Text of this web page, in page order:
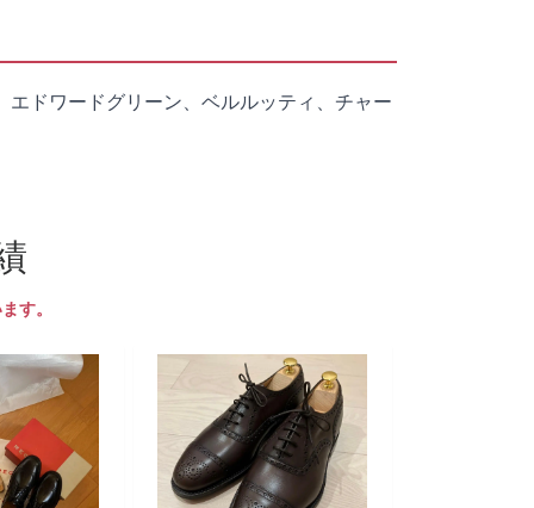
ドワードグリーン、ベルルッティ、チャー
す。